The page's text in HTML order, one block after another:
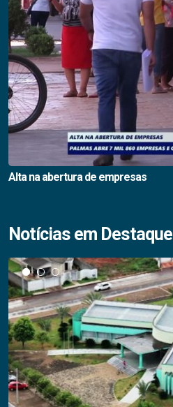
Alta na abertura de empresas
Notícias em Destaque